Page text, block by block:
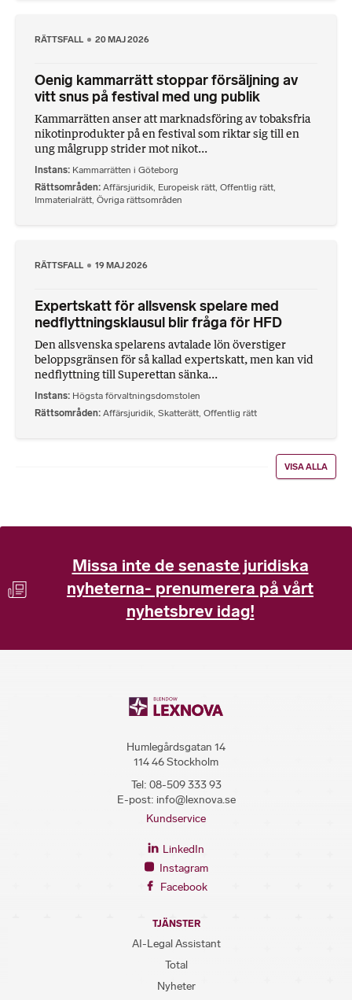
RÄTTSFALL 20 MAJ 2026
Oenig kammarrätt stoppar försäljning av
vitt snus på festival med ung publik
Kammarrätten anser att marknadsföring av tobaksfria
nikotinprodukter på en festival som riktar sig till en
ung målgrupp strider mot nikot...
Instans Kammarrätten i Göteborg
Rättsområden Affärsjuridik, Europeisk rätt, Offentlig rätt,
Immaterialrätt, Övriga rättsområden
RÄTTSFALL 19 MAJ 2026
Expertskatt för allsvensk spelare med
nedflyttningsklausul blir fråga för HFD
Den allsvenska spelarens avtalade lön överstiger
beloppsgränsen för så kallad expertskatt, men kan vid
nedflyttning till Superettan sänka...
Instans Högsta förvaltningsdomstolen
Rättsområden Affärsjuridik Skatterätt Offentlig rätt
VISA ALLA
Missa inte de senaste juridiska
nyheterna- prenumerera på vårt
nyhetsbrev idag!
Humlegårdsgatan 14
114 46 Stockholm
Tel: 08-509 333 93
E-post: info@lexnova.se
Kundservice
LinkedIn
Instagram
Facebook
TJÄNSTER
AI-Legal Assistant
Total
Nyheter